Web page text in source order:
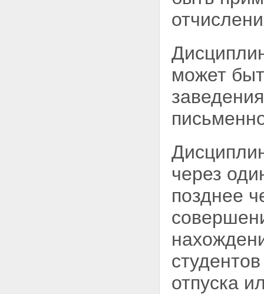
может
через
позднее
отпуска